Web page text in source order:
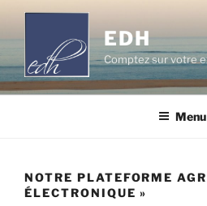
Aller
principal
EDH
Comptez sur votre
Menu
NOTRE PLATEFORME
ÉLECTRONIQUE »